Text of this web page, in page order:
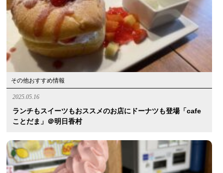
その他おすすめ情報
2025.05.16
ランチもスイーツもおススメのお店にドーナツも登場「cafe
ことだま」＠明日香村